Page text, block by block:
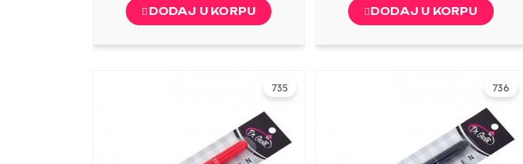
DODAJ U KORPU DODAJ U KORPU
735 736